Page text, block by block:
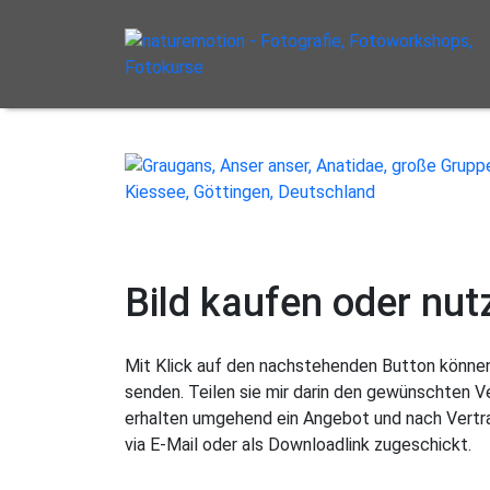
Bild kaufen oder
Mit Klick auf den nachstehenden Button
senden. Teilen sie mir darin den gewünschten
erhalten umgehend ein Angebot und nach
via E-Mail oder als Downloadlink zugeschickt.